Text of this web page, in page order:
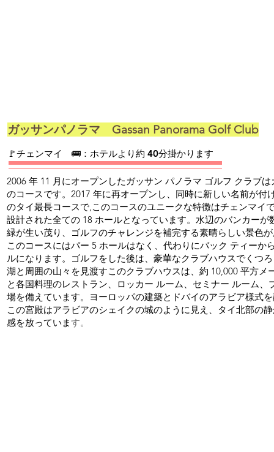
ガッサンパノラマ Gassan Panorama Golf Club
​🚩チェンマイ 🚌：ホテルより約 40分掛かります
2006 年 11 月にオープンしたガッサン パノラマ ゴルフ クラブ
のコースです。2017 年に再オープンし、同時に新しい名前が付
のタイ最長コースで,このコースのユニークな特徴はチェンマイ
設計された全ての 18 ホールとなっています。水辺のバンカーが
緑が生い茂り、ゴルフのチャレンジを補完する素晴らしい景色
このコースにはパー 5 ホールはなく、代わりにバック ティーか
ルになります。ゴルフをした後は、豪華なクラブハウスでくつ
湖と周囲の山々を見渡すこのクラブハウスは、約 10,000 平方メ
と各国料理のレストラン、ロッカー ルーム、セミナー ルーム、
場を備えています。ヨーロッパの建築とドバイのアラビア様式
この宮殿はアラビアのシェイクの城のように見え、タイ北部の
感を放っています。